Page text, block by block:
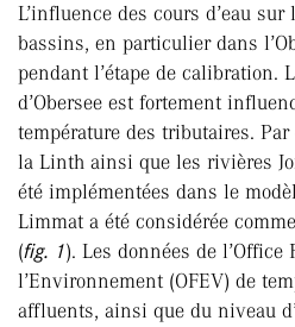
L’influence des cours d’eau
bassins, en particulier dans
pendant l’étape de calibration.
d’Obersee est fortement
température des tributaires.
la Linth ainsi que les rivières
été implémentées dans le
Limmat a été considérée
(fig. 1). Les données de l’Office
l’Environnement (OFEV) de
affluents, ainsi que du niveau